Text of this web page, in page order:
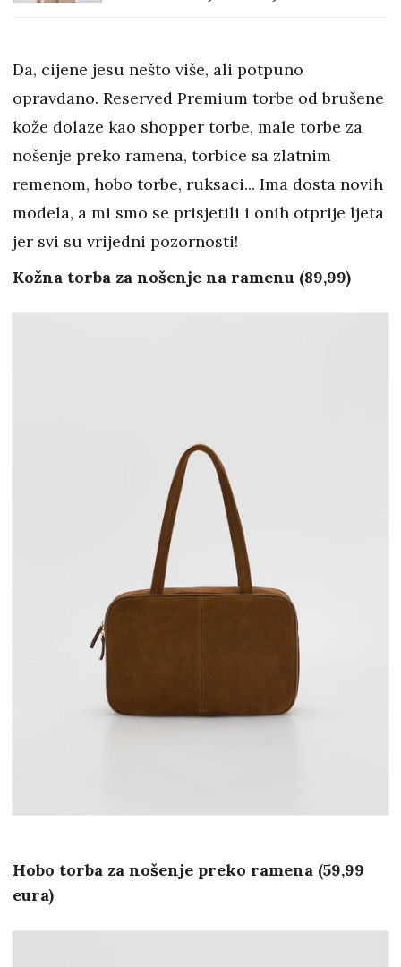
Da, cijene jesu nešto više, ali potpuno
opravdano. Reserved Premium torbe od brušene
kože dolaze kao shopper torbe, male torbe za
nošenje preko ramena, torbice sa zlatnim
remenom, hobo torbe, ruksaci... Ima dosta novih
modela, a mi smo se prisjetili i onih otprije ljeta
jer svi su vrijedni pozornosti!
Kožna torba za nošenje na ramenu (89,99)
Hobo torba za nošenje preko ramena (59,99
eura)